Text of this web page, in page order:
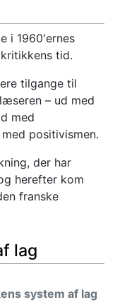
i 1960'ernes
tid.
tilgange til
– ud med
med
positivismen.
der har
herefter kom
franske
lag
system af lag